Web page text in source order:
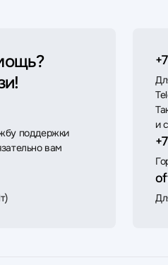
поддержки
вам
и